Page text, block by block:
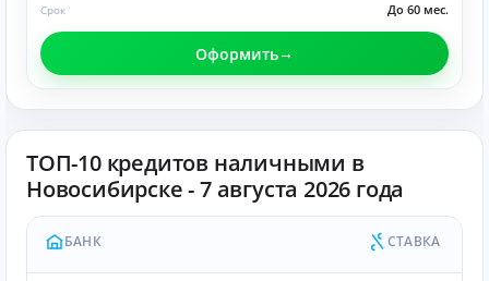
До 60 мес.
Срок
Оформить
ТОП-10 кредитов наличными в
Новосибирске - 7 августа 2026 года
БАНК СТАВКА